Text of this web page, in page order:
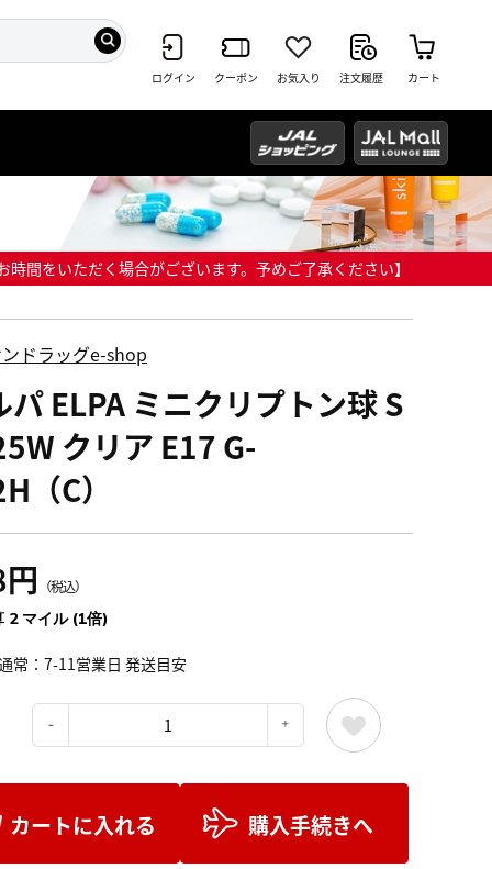
ログイン クーポン お気入り 注文履歴 カート
間をいただく場合がございます。予めご了承ください】
ドラッグe-shop
パ ELPA ミニクリプトン球 S
クリア E17 G-
（C）
（税込）
2 マイル (1倍)
常：7-11営業日 発送目安
カートに入れる 購入手続きへ